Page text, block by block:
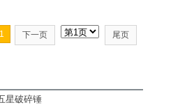
1 下一页 尾页
星破碎锤